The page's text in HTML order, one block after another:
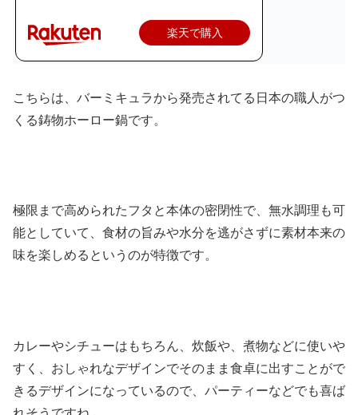
楽天で購入
こちらは、バーミキュラから発売されてる日本の職人がつ
くる鋳物ホーロー鍋です。
極限まで高められたフタと本体の密閉性で、無水調理も可
能としていて、食材の旨みや水分を逃がさずに素材本来の
味を楽しめるというのが特徴です。
カレーやシチューはもちろん、炊飯や、煮物などに使いや
すく、おしゃれなデザインでそのまま食卓に出すことがで
きるデザインになっているので、パーティーなどでも喜ば